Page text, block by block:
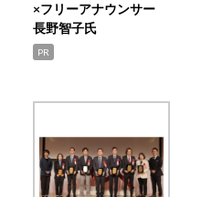
×フリーアナウンサー
長野智子氏
PR